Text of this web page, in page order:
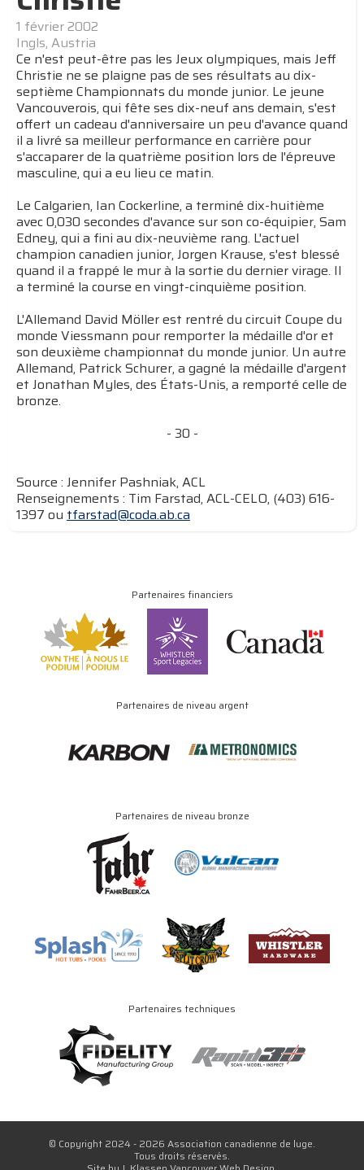
1 février 2002
Ingls, Austria
Ce n'est peut-être pas les Jeux olympiques, mais Jeff
Christie ne se plaigne pas de ses résultats au dix-
septième Championnats du monde junior. Le jeune
Vancouverois, qui fête ses dix-neuf ans demain, s'est
offert un cadeau d'anniversaire un peu d'avance quand
il a livré sa meilleur performance en carrière pour
s'accaparer de la quatrième position lors de l'épreuve
masculine, qui a eu lieu ce matin.
Le Calgarien, Ian Cockerline, a terminé dix-huitième
avec 0,030 secondes d'avance sur son co-équipier, Sam
Edney, qui a fini au dix-neuvième rang. L'actuel
champion canadien junior, Jorgen Krause, s'est blessé
quand il a frappé le mur à la sortie du dernier virage. Il
a terminé la course en vingt-cinquième position.
L'Allemand David Möller est rentré du circuit Coupe du
monde Viessmann pour remporter la médaille d'or et
son deuxième championnat du monde junior. Un autre
Allemand, Patrick Schurer, a gagné la médaille d'argent
et Jonathan Myles, des États-Unis, a remporté celle de
bronze.
- 30 -
Source : Jennifer Pashniak, ACL
Renseignements : Tim Farstad, ACL-CELO, (403) 616-
1397 ou tfarstad@coda.ab.ca
Partenaires financiers
Partenaires de niveau argent
Partenaires de niveau bronze
Partenaires techniques
© Copyright 2024 - 2026 Association canadienne de luge.
Tous droits réservés.